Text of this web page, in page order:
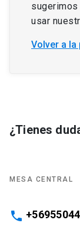
sugerimos
usar
Volver a la
¿Tienes
MESA CENTRAL
phone